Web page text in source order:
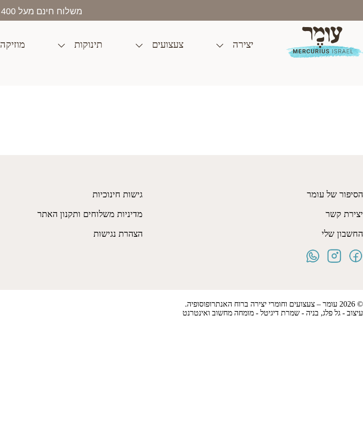
content
משלוח חינם מעל 400 ש"ח
יצירה צעצועים תינוקות מוזיקה
חנות >
מארינו 1565
הסיפור של עומר
יצירת קשר
החשבון שלי
גישות חינוכיות
מדיניות משלוחים ותקנון האתר
הצהרת נגישות
© 2026 עומר – צעצועים וחומרי יצירה ברוח האנתרופוסופיה.
עיצוב - גל פלג, בניה - שמרת דיגיטל - מומחה מחשוב ואינטרנט